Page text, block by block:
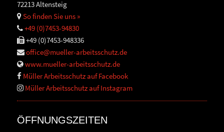
72213 Altensteig
So finden Sie uns »
+49 (0)7453-94830
+49 (0)7453-948336
office@mueller-arbeitsschutz.de
www.mueller-arbeitsschutz.de
Müller Arbeitsschutz auf Facebook
Müller Arbeitsschutz auf Instagram
ÖFFNUNGSZEITEN